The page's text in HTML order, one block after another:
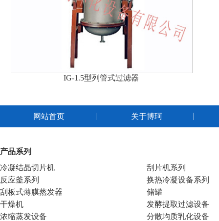
IG-1.5型列管式过滤器
网站首页 关于博珂
产品系列
冷凝结晶切片机
刮片机系列
反应釜系列
换热冷凝设备系列
刮板式薄膜蒸发器
储罐
干燥机
发酵提取过滤设备
浓缩蒸发设备
分散均质乳化设备